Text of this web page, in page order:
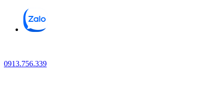
0913.756.339